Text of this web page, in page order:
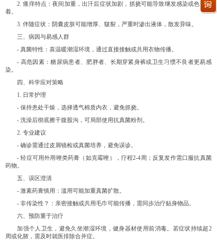
2. 瘙痒特点：夜间加重，出汗后症状加剧，抓挠可能导致继发感染或色素沉
着。
3. 伴随症状：阴囊皮肤可能增厚、皲裂，严重时渗出液体，散发异味。
三、病因与易感人群
- 真菌特性：喜温暖潮湿环境，通过直接接触或共用衣物传播。
- 高危因素：糖尿病患者、肥胖者、长期穿紧身裤或卫生习惯不良者更易感
染。
四、科学应对策略
1. 日常护理
- 保持患处干燥，选择透气棉质内衣，避免抓挠。
- 洗澡后彻底擦干腹股沟，可局部使用抗真菌粉剂。
2. 专业建议
- 确诊需通过皮屑镜检或真菌培养，避免误诊。
- 轻症可用外用唑类药膏（如克霉唑），疗程2-4周；反复发作需口服抗真菌
药物。
五、误区澄清
- 激素药膏慎用：滥用可能加重真菌扩散。
- 非传染性？：亲密接触或共用毛巾可能传播，需同步治疗贴身物品。
六、预防重于治疗
加强个人卫生，避免久坐潮湿环境，健身器材使用前消毒。若症状持续超2
周或化脓，需及时就医排除合并症。